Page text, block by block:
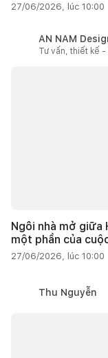
27/06/2026, lúc 10:00
AN NAM
Tư vấn, thiết kế -
Ngôi nhà mở giữa
một phần của
27/06/2026, lúc 10:00
Thu Nguyễn